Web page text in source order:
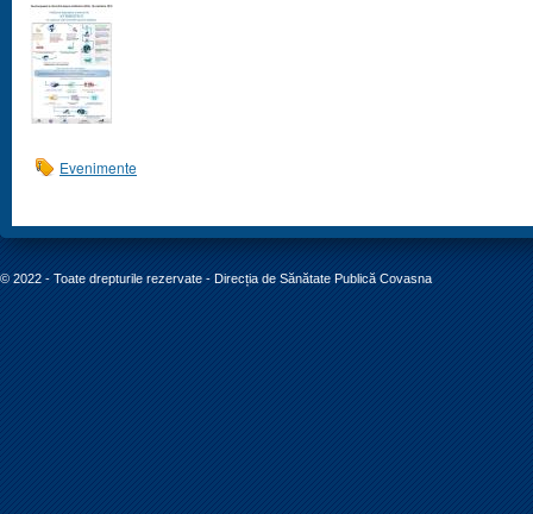
Evenimente
© 2022 - Toate drepturile rezervate - Direcția de Sănătate Publică Covasna